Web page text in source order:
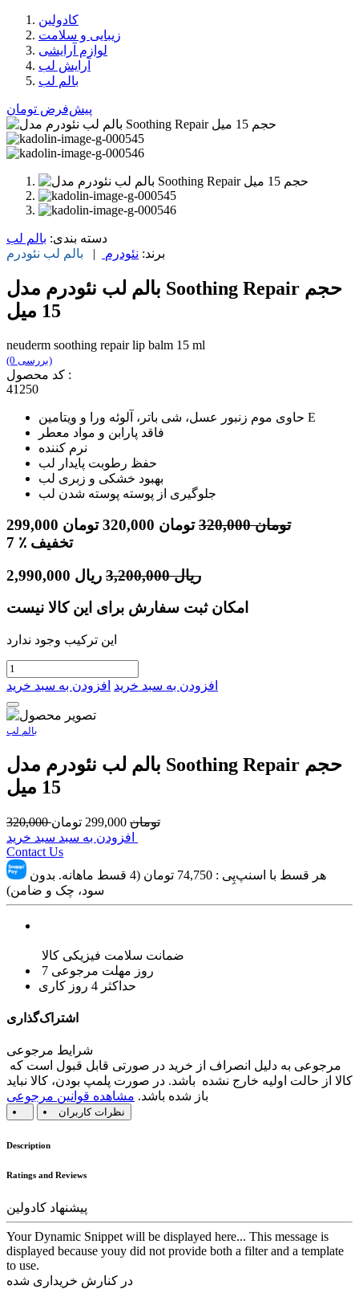
کادولین
زیبایی و سلامت
لوازم آرایشی
آرایش لب
بالم لب
پیش‌فرض تومان
دسته بندی: بالم لب
برند: نئودرم | بالم لب نئودرم
بالم لب نئودرم مدل Soothing Repair حجم
15 میل
neuderm soothing repair lip balm 15 ml
(0 بررسی)
کد محصول :
41250
حاوی موم زنبور عسل، شی باتر، آلوئه ورا و ویتامین E
فاقد پارابن و مواد معطر
نرم کننده
حفظ رطوبت پایدار لب
بهبود خشکی و زبری لب
جلوگیری از پوسته پوسته شدن لب
299,000 تومان 320,000تومان 320,000 تومان
7
٪ تخفیف
2,990,000 ریال 3,200,000 ریال
امکان ثبت سفارش برای این کالا نیست
این ترکیب وجود ندارد
افزودن به سبد خرید افزودن به سبد خرید
بالم لب
بالم لب نئودرم مدل Soothing Repair حجم
15 میل
320,000 تومان 299,000 تومان
Contact Us
هر قسط با اسنپ‌پِی : 74,750
تومان (4 قسط ماهانه. بدون
سود، چک و ضامن)
ضمانت سلامت فیزیکی کالا
7 روز مهلت مرجوعی
حداکثر 4 روز کاری
اشتراک‌گذاری
شرایط مرجوعی
کالا از حالت اولیه خارج نشده باشد. در صورت پلمپ بودن، کالا نباید
باز شده باشد. مشاهده قوانین مرجوعی
نظرات کاربران
Description
Ratings and Reviews
پیشنهاد کادولین
Your Dynamic Snippet will be displayed here... This message is
displayed because youy did not provide both a filter and a template
to use.
در کنارش خریداری شده